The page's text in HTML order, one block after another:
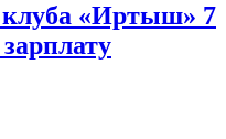
«Иртыш» 7